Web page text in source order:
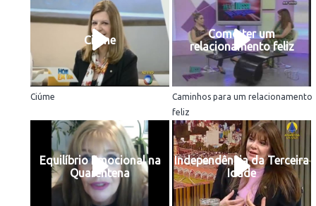
Ciúme
Ciúme
Como ter um
relacionamento feliz
Caminhos para um relacionamento
feliz
Equilíbrio Emocional na
Quarentena
Independência da Terceira
Idade